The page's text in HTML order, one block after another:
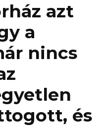
azt
a
nincs
és